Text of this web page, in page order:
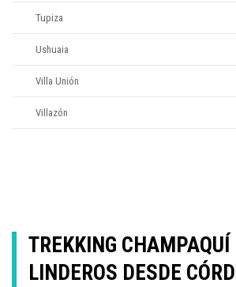
Tupiza
Ushuaia
Villa Unión
Villazón
TREKKING CHAMPAQUÍ
LINDEROS DESDE